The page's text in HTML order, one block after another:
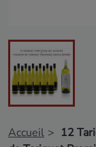
Accueil
12